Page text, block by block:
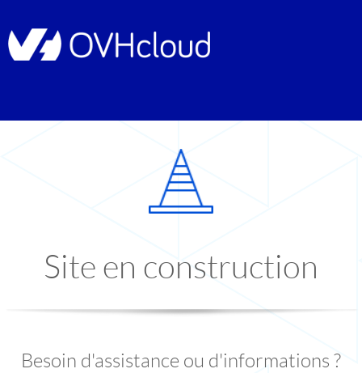
Site en construction
Besoin d'assistance ou d'informations ?